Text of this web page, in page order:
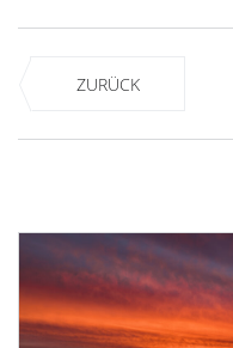
ZURÜCK